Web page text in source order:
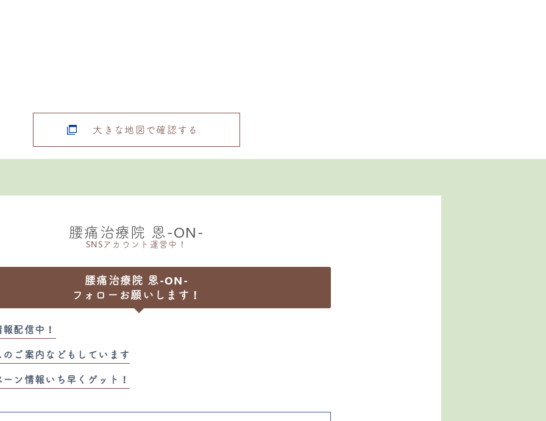
大きな地図で確認する
腰痛治療院 恩-ON-
SNSアカウント運営中！
腰痛治療院 恩-ON-
フォローお願いします！
配信中！
ご案内などもしています
ン情報いち早くゲット！